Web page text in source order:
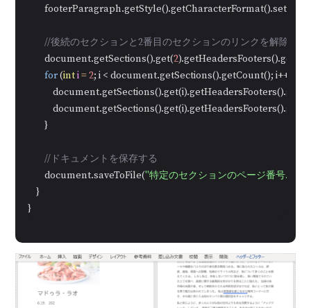
//後続のセクションと2番目のセクションのリンクを解除し
        document.getSections().get(
2
for (inti=2; i < document.getSections().getCount(); i++) {
        }
//ドキュメントを保存する
        document.saveToFile(
"特定のセクションのページ番号
    }
}